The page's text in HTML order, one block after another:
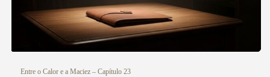
Entre o Calor e a Maciez – Capítulo 23